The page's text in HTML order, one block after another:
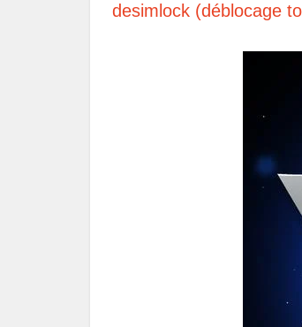
desimlock (déblocage